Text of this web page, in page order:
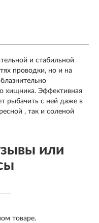
и стабильной
проводки, но и на
хищника. Эффективная
рыбачить с ней даже в
, так и соленой
или
товаре.